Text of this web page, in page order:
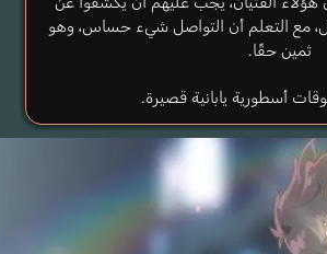
مع التعلم أن التواصل شيء حساس، وهو
ثمين حقًا.